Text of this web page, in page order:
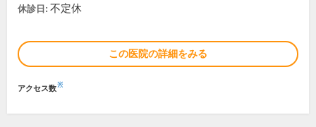
休診日: 不定休
この医院の詳細をみる
アクセス数※